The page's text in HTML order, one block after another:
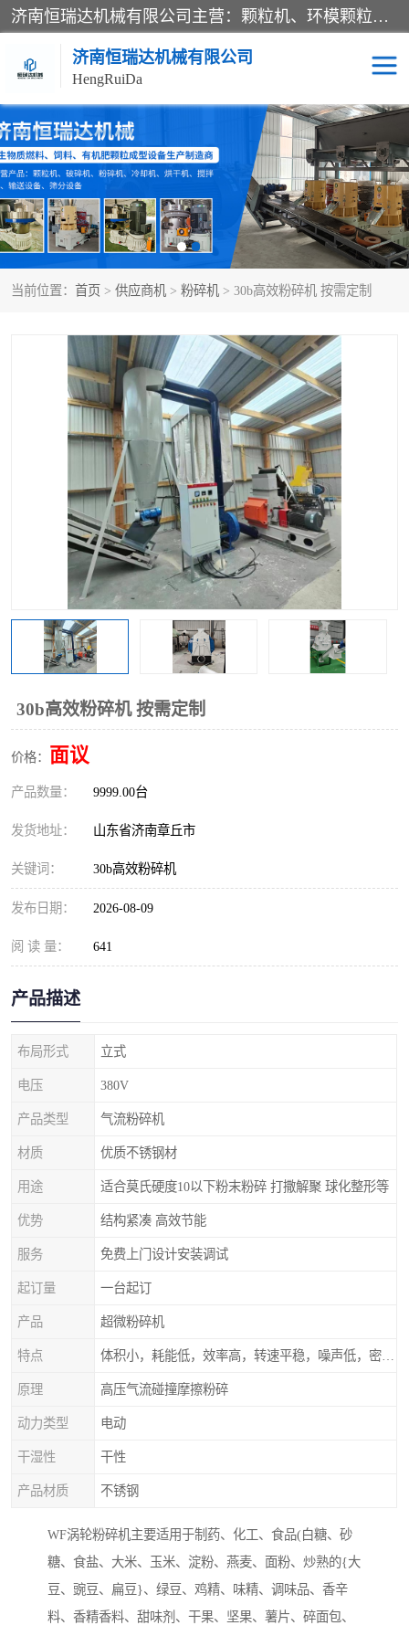
济南恒瑞达机械有限公司主营：颗粒机、环模颗粒机、平模颗粒机、粉碎机、滚筒筛分机、冷却机、颗粒燃烧机、生物质颗粒机、木屑颗粒机、秸秆颗粒机、饲料颗粒机、燃料颗粒机、木材粉碎机、秸秆粉碎机、饲料粉碎机、颗粒冷却机、锯末滚筒筛、锤片粉碎机、滚筒筛、搅拌机等产品。
济南恒瑞达机械有限公司
HengRuiDa
当前位置： 首页 > 供应商机 > 粉碎机 > 30b高效粉碎机 按需定制
30b高效粉碎机 按需定制
价格： 面议
产品数量： 9999.00台
发货地址： 山东省济南章丘市
关键词： 30b高效粉碎机
发布日期： 2026-08-09
阅 读 量： 641
产品描述
布局形式 立式
电压 380V
产品类型 气流粉碎机
材质 优质不锈钢材
用途 适合莫氏硬度10以下粉末粉碎 打撒解聚 球化整形等
优势 结构紧凑 高效节能
服务 免费上门设计安装调试
起订量 一台起订
产品 超微粉碎机
特点
原理 高压气流碰撞摩擦粉碎
动力类型 电动
干湿性 干性
产品材质 不锈钢
WF涡轮粉碎机主要适用于制药、化工、食品(白糖、砂
糖、食盐、大米、玉米、淀粉、燕麦、面粉、炒熟的{大
豆、豌豆、扁豆}、绿豆、鸡精、味精、调味品、香辛
料、香精香料、甜味剂、干果、坚果、薯片、碎面包、
颗粒机 环模颗粒机
平模颗粒机 生物质颗粒机
秸秆颗粒机 饲料颗粒机
燃料颗粒机 木屑颗粒机
粉碎机 秸秆粉碎机
木材粉碎机 锤片粉碎机
搅拌机 冷却机
颗粒燃烧机
滚筒筛 滚筒筛分机
锯末滚筒筛